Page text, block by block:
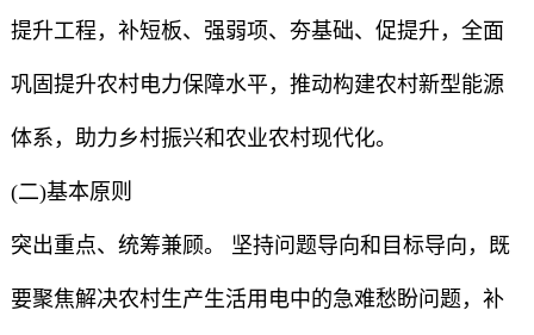
提升工程，补短板、强弱项、夯基础、促提升，全面
巩固提升农村电力保障水平，推动构建农村新型能源
体系，助力乡村振兴和农业农村现代化。
(二)基本原则
突出重点、统筹兼顾。 坚持问题导向和目标导向，既
要聚焦解决农村生产生活用电中的急难愁盼问题，补